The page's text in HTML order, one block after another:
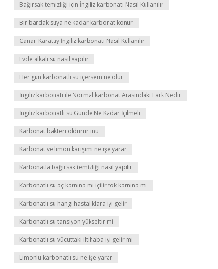
Bağırsak temizliği için İngiliz karbonatı Nasıl Kullanılır
Bir bardak suya ne kadar karbonat konur
Canan Karatay İngiliz karbonatı Nasıl Kullanılır
Evde alkali su nasıl yapılır
Her gün karbonatlı su içersem ne olur
İngiliz karbonatı ile Normal karbonat Arasındaki Fark Nedir
İngiliz karbonatlı su Günde Ne Kadar İçilmeli
Karbonat bakteri öldürür mü
Karbonat ve limon karışımı ne işe yarar
Karbonatla bağırsak temizliği nasıl yapılır
Karbonatlı su aç karnına mı içilir tok karnına mı
Karbonatlı su hangi hastalıklara iyi gelir
Karbonatlı su tansiyon yükseltir mi
Karbonatlı su vücuttaki iltihaba iyi gelir mi
Limonlu karbonatlı su ne işe yarar